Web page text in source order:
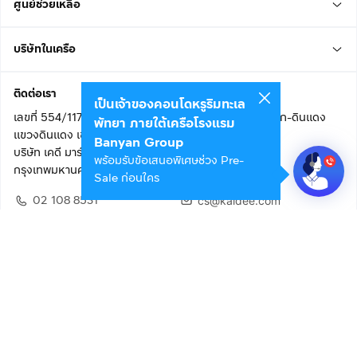
ศูนย์ช่วยเหลือ
บริษัทในเครือ
ติดต่อเรา
เลขที่ 554/117 อาคารสกายไนน์ เซ็นเตอร์ ชั้น 22 ถนนอโศก-ดินแดง
แขวงดินแดง เขตดินแดง
บริษัท เคดี มาร์เก็ตเพลส จำกัด (สำนักงานใหญ่)
กรุงเทพมหานคร 10400
02 108 8531
cs@kaidee.com
เป็นเจ้าของคอนโดหรูริมทะเล
พัทยา ภายใต้เครือโรงแรม
Banyan Group
พร้อมรับข้อเสนอพิเศษช่วง Pre-
Sale ก่อนใคร